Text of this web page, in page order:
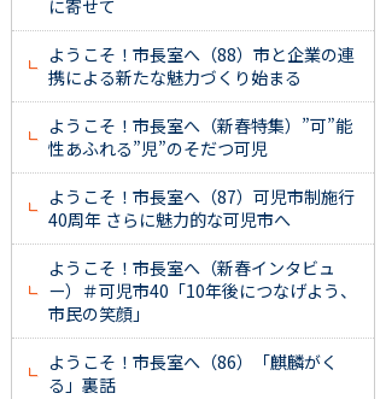
に寄せて
ようこそ！市長室へ（88）市と企業の連
携による新たな魅力づくり始まる
ようこそ！市長室へ（新春特集）”可”能
性あふれる”児”のそだつ可児
ようこそ！市長室へ（87）可児市制施行
40周年 さらに魅力的な可児市へ
ようこそ！市長室へ（新春インタビュ
ー）＃可児市40「10年後につなげよう、
市民の笑顔」
ようこそ！市長室へ（86）「麒麟がく
る」裏話